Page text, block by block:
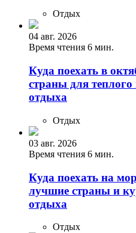
Отдых
04 авг. 2026
Время чтения 6 мин.
Куда поехать в
страны для
отдыха
Отдых
03 авг. 2026
Время чтения 6 мин.
Куда поехать на
лучшие страны и
отдыха
Отдых